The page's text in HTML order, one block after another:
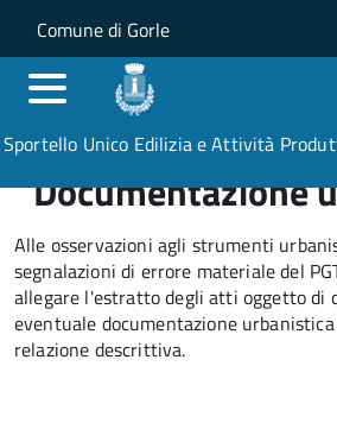
Salta al contenuto principale
Skip to site navigation
Comune di Gorle
Sportello Unico Edilizia e Attività
Documentazione
Alle osservazioni agli strumenti
segnalazioni di errore materiale del
allegare l'estratto degli atti oggetto di
eventuale documentazione
relazione descrittiva.